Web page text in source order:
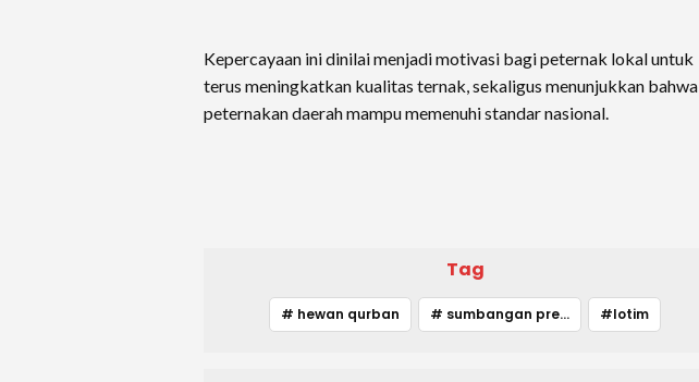
Kepercayaan ini dinilai menjadi motivasi bagi peternak lokal untuk
terus meningkatkan kualitas ternak, sekaligus menunjukkan bahwa
peternakan daerah mampu memenuhi standar nasional.
Tag
# hewan qurban # sumbangan presiden #lotim